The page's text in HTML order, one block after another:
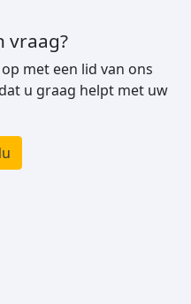
vraag?
met een lid van ons
u graag helpt met uw